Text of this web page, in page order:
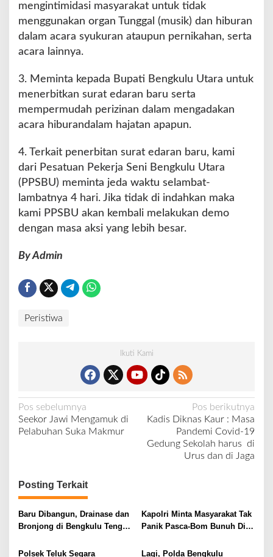
mengintimidasi masyarakat untuk tidak
menggunakan organ Tunggal (musik) dan hiburan
dalam acara syukuran ataupun pernikahan, serta
acara lainnya.
3. Meminta kepada Bupati Bengkulu Utara untuk
menerbitkan surat edaran baru serta
mempermudah perizinan dalam mengadakan
acara hiburandalam hajatan apapun.
4. Terkait penerbitan surat edaran baru, kami
dari Pesatuan Pekerja Seni Bengkulu Utara
(PPSBU) meminta jeda waktu selambat-
lambatnya 4 hari. Jika tidak di indahkan maka
kami PPSBU akan kembali melakukan demo
dengan masa aksi yang lebih besar.
By Admin
Peristiwa
Ikuti Kami
N
a
g
a
s
i
p
Pos sebelumnya
Seekor Jawi Mengamuk di
Pelabuhan Suka Makmur
Pos berikutnya
Kadis Diknas Kaur : Masa
Pandemi Covid-19
Gedung Sekolah harus di
Urus dan di Jaga
Posting Terkait
Baru Dibangun, Drainase dan
Bronjong di Bengkulu Tengah
Kapolri Minta Masyarakat Tak
Panik Pasca-Bom Bunuh Diri
Polsek Teluk Segara
Lagi, Polda Bengkulu